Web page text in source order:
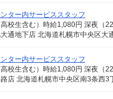
ター内サービススタッフ
通地下店 北海道札幌市中央区大
ター内サービススタッフ
店 北海道札幌市中央区南3条西